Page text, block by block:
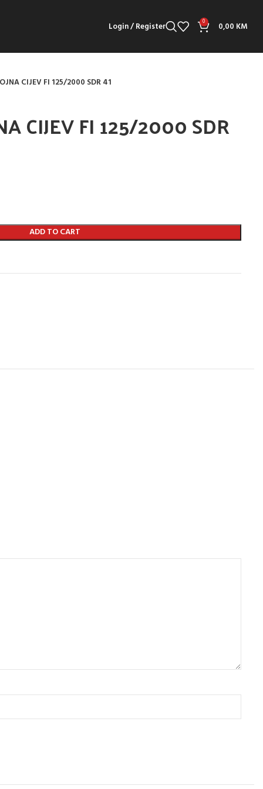
Login / Register 0 0,00 KM
CIJEV FI 125/2000 SDR 41
CIJEV FI 125/2000 SDR
ADD TO CART